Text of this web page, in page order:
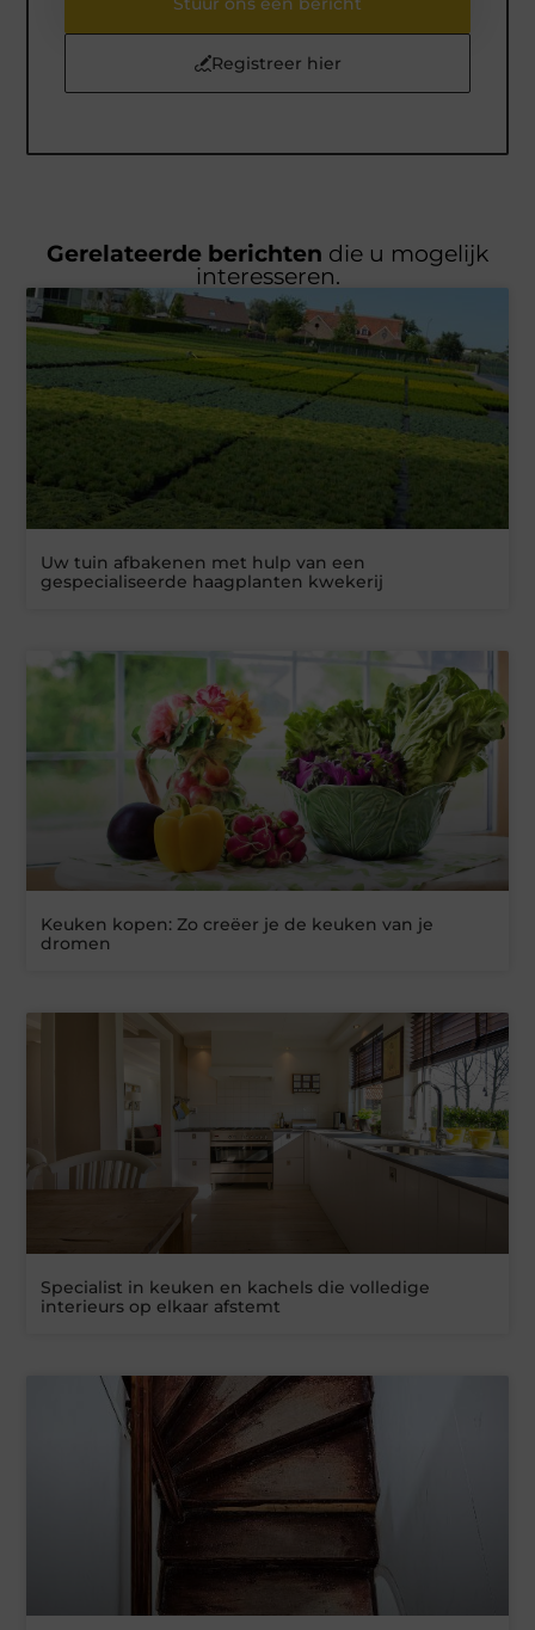
Registreer hier
Gerelateerde berichten die u mogelijk
interesseren.
Uw tuin afbakenen met hulp van een
gespecialiseerde haagplanten kwekerij
Keuken kopen: Zo creëer je de keuken van je
dromen
Specialist in keuken en kachels die volledige
interieurs op elkaar afstemt